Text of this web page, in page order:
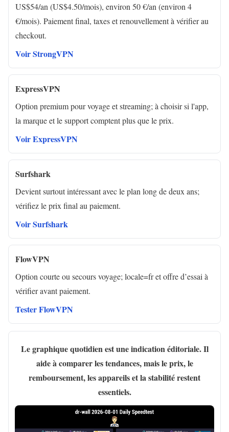
US$54/an (US$4.50/mois), environ 50 €/an (environ 4
€/mois). Paiement final, taxes et renouvellement à vérifier au
checkout.
Voir StrongVPN
ExpressVPN
Option premium pour voyage et streaming; à choisir si l'app,
la marque et le support comptent plus que le prix.
Voir ExpressVPN
Surfshark
Devient surtout intéressant avec le plan long de deux ans;
vérifiez le prix final au paiement.
Voir Surfshark
FlowVPN
Option courte ou secours voyage; locale=fr et offre d’essai à
vérifier avant paiement.
Tester FlowVPN
Le graphique quotidien est une indication éditoriale. Il
aide à comparer les tendances, mais le prix, le
remboursement, les appareils et la stabilité restent
essentiels.